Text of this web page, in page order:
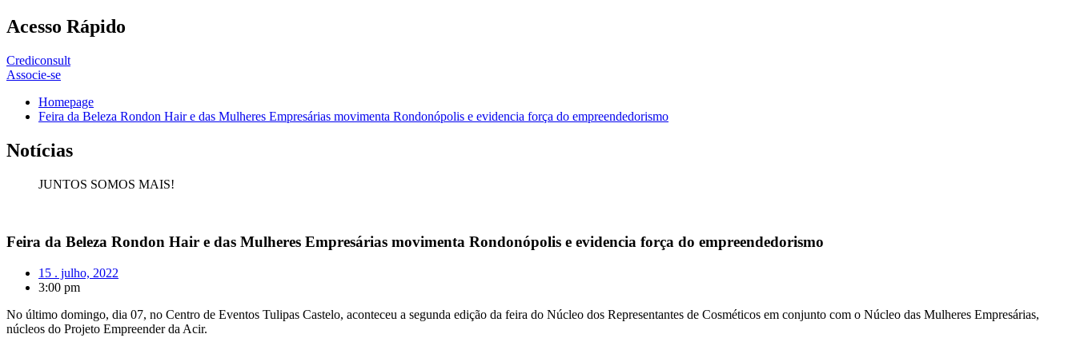
Acesso Rápido
Crediconsult
Associe-se
Homepage
Feira da Beleza Rondon Hair e das Mulheres Empresárias movimenta Rondonópolis e evidencia força do empreendedorismo
Notícias
JUNTOS SOMOS MAIS!
Feira da Beleza Rondon Hair e das Mulheres Empresárias movimenta Rondonópolis e evidencia força do empreendedorismo
15 . julho, 2022
3:00 pm
No último domingo, dia 07, no Centro de Eventos Tulipas Castelo, aconteceu a segunda edição da feira do Núcleo dos Representantes de Cosméticos em conjunto com o Núcleo das Mulheres Empresárias,
núcleos do Projeto Empreender da Acir.